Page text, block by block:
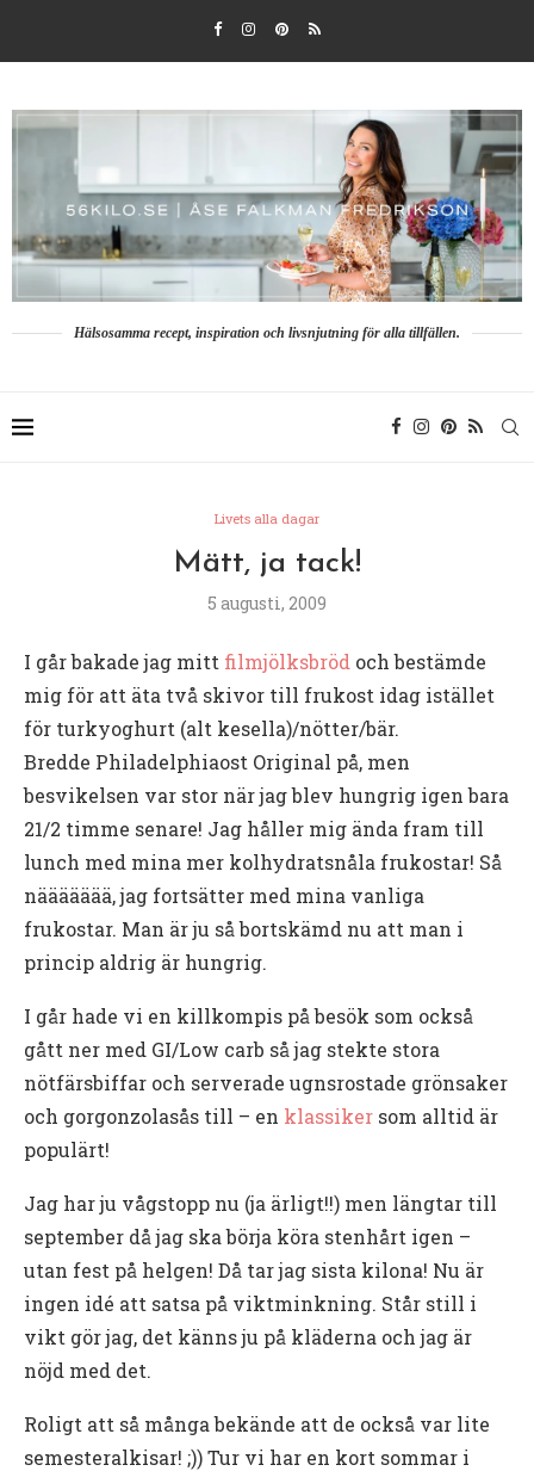
Hälsosamma recept, inspiration och livsnjutning för alla tillfällen.
Livets alla dagar
Mätt, ja tack!
5 augusti, 2009
I går bakade jag mitt filmjölksbröd och bestämde
mig för att äta två skivor till frukost idag istället
för turkyoghurt (alt kesella)/nötter/bär.
Bredde Philadelphiaost Original på, men
besvikelsen var stor när jag blev hungrig igen bara
21/2 timme senare! Jag håller mig ända fram till
lunch med mina mer kolhydratsnåla frukostar! Så
näääääää, jag fortsätter med mina vanliga
frukostar. Man är ju så bortskämd nu att man i
princip aldrig är hungrig.
I går hade vi en killkompis på besök som också
gått ner med GI/Low carb så jag stekte stora
nötfärsbiffar och serverade ugnsrostade grönsaker
och gorgonzolasås till – en klassiker som alltid är
populärt!
Jag har ju vågstopp nu (ja ärligt!!) men längtar till
september då jag ska börja köra stenhårt igen –
utan fest på helgen! Då tar jag sista kilona! Nu är
ingen idé att satsa på viktminkning. Står still i
vikt gör jag, det känns ju på kläderna och jag är
nöjd med det.
Roligt att så många bekände att de också var lite
semesteralkisar! ;)) Tur vi har en kort sommar i